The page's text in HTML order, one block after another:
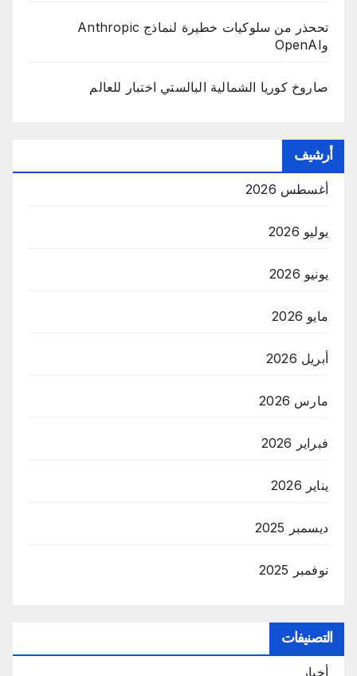
تححذر من سلوكيات خطيرة لنماذج Anthropic
وOpenAI
صاروخ كوريا الشمالية البالستي اختبار للعالم
أرشيف
أغسطس 2026
يوليو 2026
يونيو 2026
مايو 2026
أبريل 2026
مارس 2026
فبراير 2026
يناير 2026
ديسمبر 2025
نوفمبر 2025
التصنيفات
أخبار